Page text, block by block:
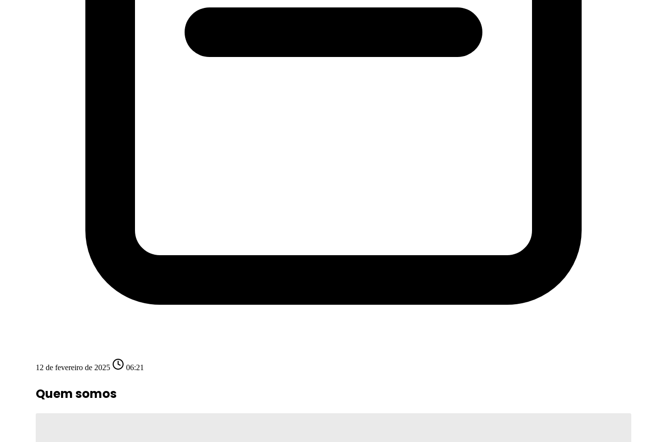
12 de fevereiro de 2025 06:21
Quem somos